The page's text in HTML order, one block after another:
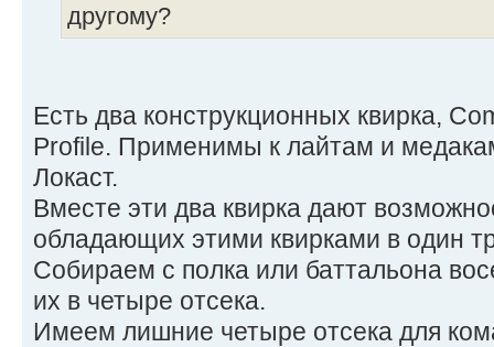
другому?
Есть два конструкционных квирка,
Profile. Применимы к лайтам и
Локаст.
Вместе эти два квирка дают
обладающих этими квирками в один
Собираем с полка или баттальона
их в четыре отсека.
Имеем лишние четыре отсека для